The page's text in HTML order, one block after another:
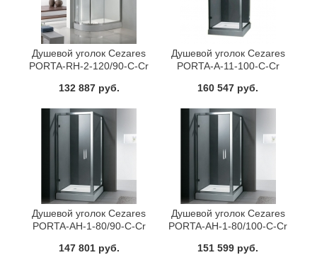
Душевой уголок Cezares
PORTA-RH-2-120/90-C-Cr
132 887 руб.
Душевой уголок Cezares
PORTA-A-11-100-C-Cr
160 547 руб.
Душевой уголок Cezares
PORTA-AH-1-80/90-C-Cr
147 801 руб.
Душевой уголок Cezares
PORTA-AH-1-80/100-C-Cr
151 599 руб.